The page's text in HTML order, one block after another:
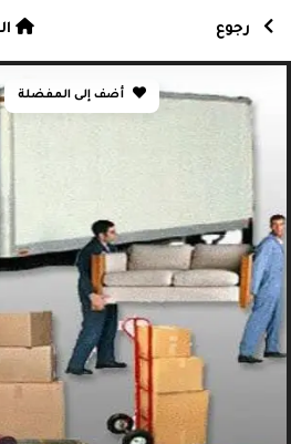
أضف إلى المفضلة
رجوع